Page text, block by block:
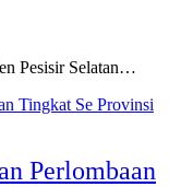
Pesisir Selatan…
Perlombaan